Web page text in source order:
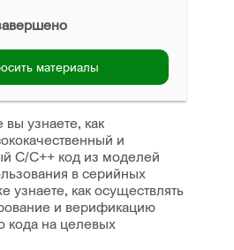
материалы
узнаете, как
и
C/C++ код из моделей
в серийных
узнаете, как осуществлять
и верификацию
кода на целевых